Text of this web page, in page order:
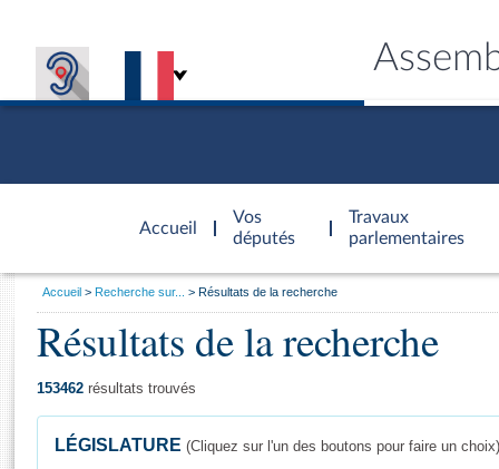
Accueil
d'accueil
Vos
députés
Travaux
parlementaires
Général
Vous
Accueil Recherche sur... Résultats de la recherche
Résultats de la recherche
153462 résultats trouvés
LÉGISLATURE (Cliquez sur l'un des boutons pour faire un choix)